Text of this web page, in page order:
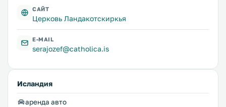
САЙТ
Церковь Ландакотскиркья
E-MAIL
serajozef@catholica.is
Исландия
аренда авто